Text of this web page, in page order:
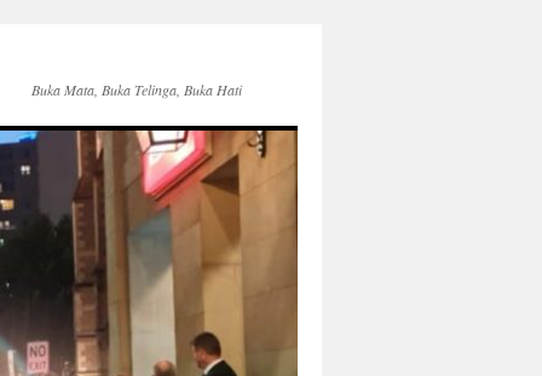
Buka Mata, Buka Telinga, Buka Hati